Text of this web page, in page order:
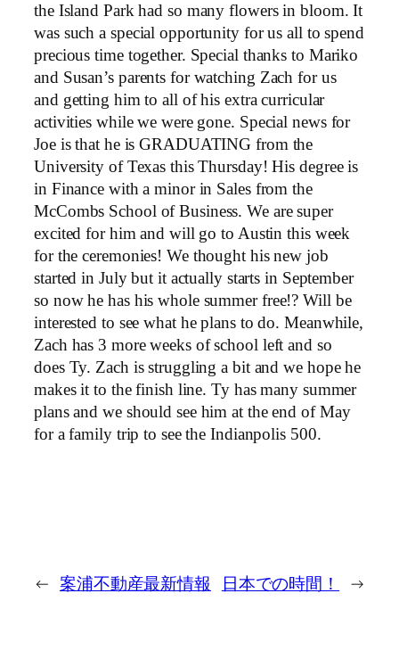
the Island Park had so many flowers in bloom. It
was such a special opportunity for us all to spend
precious time together. Special thanks to Mariko
and Susan’s parents for watching Zach for us
and getting him to all of his extra curricular
activities while we were gone. Special news for
Joe is that he is GRADUATING from the
University of Texas this Thursday! His degree is
in Finance with a minor in Sales from the
McCombs School of Business. We are super
excited for him and will go to Austin this week
for the ceremonies! We thought his new job
started in July but it actually starts in September
so now he has his whole summer free!? Will be
interested to see what he plans to do. Meanwhile,
Zach has 3 more weeks of school left and so
does Ty. Zach is struggling a bit and we hope he
makes it to the finish line. Ty has many summer
plans and we should see him at the end of May
for a family trip to see the Indianpolis 500.
← 案浦不動産最新情報 日本での時間！ →